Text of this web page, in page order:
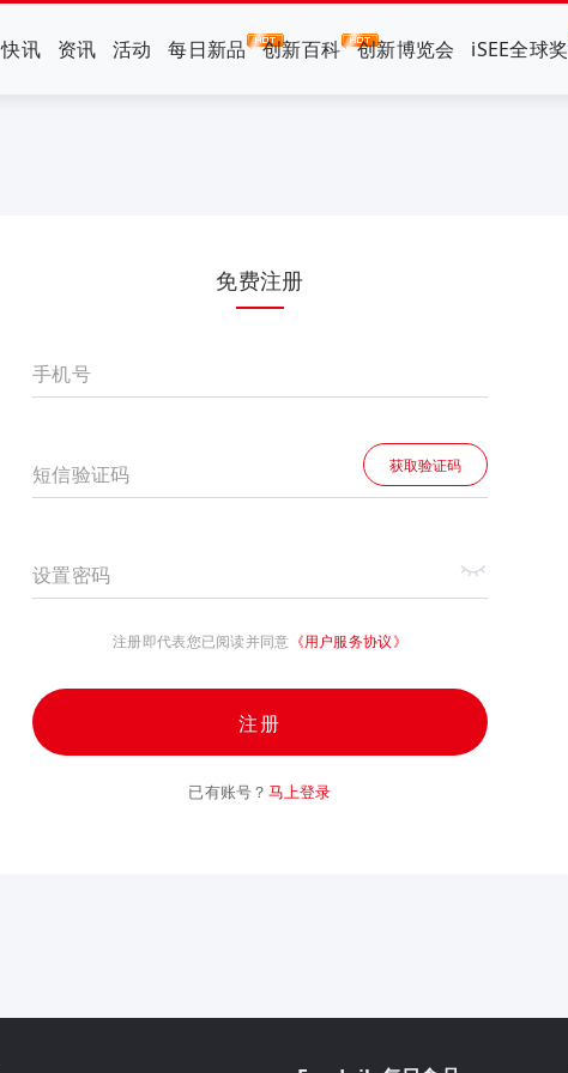
快讯 资讯 活动 每日新品 创新百科 创新博览会 iSEE全球奖
免费注册
手机号
短信验证码 获取验证码
设置密码
注册即代表您已阅读并同意 《用户服务协议》
注册
已有账号？ 马上登录